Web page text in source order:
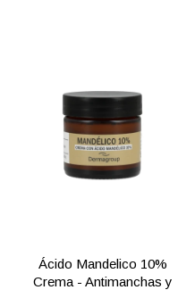
Ácido Mandelico 10%
Crema - Antimanchas y